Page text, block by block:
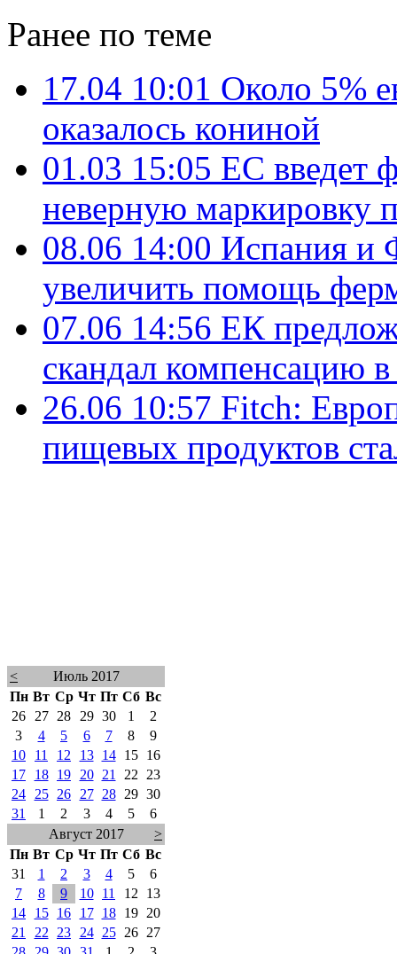
Ранее по теме
17.04 10:01 Около 5%
оказалось кониной
01.03 15:05 ЕС введет
неверную маркировку
08.06 14:00 Испания и
увеличить помощь
07.06 14:56 ЕК
скандал компенсацию
26.06 10:57 Fitch:
пищевых продуктов
<
Июль 2017
Пн Вт Ср Чт Пт Сб Вс
26
27 28 29 30 1
2
3
4 5 6 7 8
9
10
11 12 13 14 15
16
17
18 19 20 21 22
23
24
25 26 27 28 29 30
31
1 2 3 4 5
6
Август 2017
>
Пн Вт Ср Чт Пт Сб Вс
31
1 2 3 4 5
6
7
8 9 10 11 12
13
14
15 16 17 18 19
20
21
22 23 24 25 26
27